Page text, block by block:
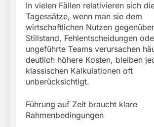
In vielen Fällen relativieren sich
Tagessätze, wenn man sie dem
wirtschaftlichen Nutzen
Stillstand, Fehlentscheidungen
ungeführte Teams verursachen
deutlich höhere Kosten, bleiben
klassischen Kalkulationen oft
unberücksichtigt.
Führung auf Zeit braucht klare
Rahmenbedingungen